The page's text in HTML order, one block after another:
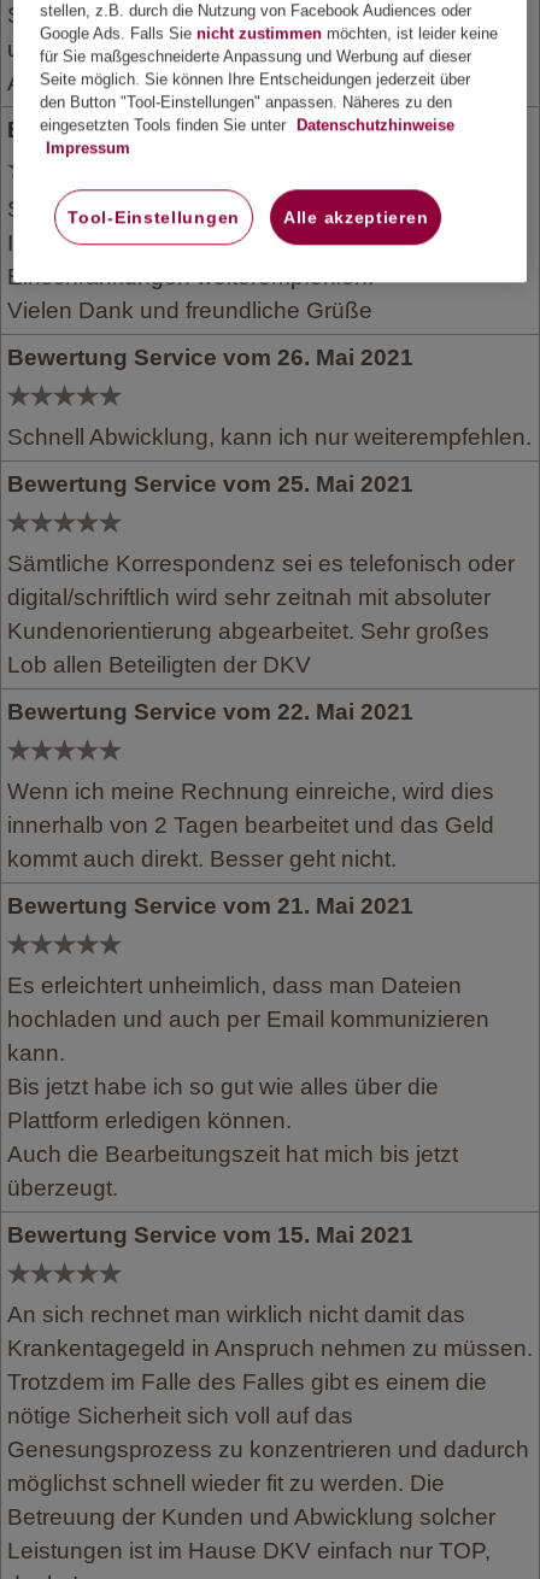
Satz darüber zu verlieren. Antrag wurde bearbeitet
und drei Wochen später erfolgte die Überweisung.
Alles ganz easy.
Bewertung Service vom 26. Mai 2021
Seriöse und schnelle Abwicklung des Falles.
Ich kann ihren Service und die Leistungen ohne
Einschränkungen weiterempfehlen.
Vielen Dank und freundliche Grüße
Bewertung Service vom 26. Mai 2021
Schnell Abwicklung, kann ich nur weiterempfehlen.
Bewertung Service vom 25. Mai 2021
Sämtliche Korrespondenz sei es telefonisch oder
digital/schriftlich wird sehr zeitnah mit absoluter
Kundenorientierung abgearbeitet. Sehr großes
Lob allen Beteiligten der DKV
Bewertung Service vom 22. Mai 2021
Wenn ich meine Rechnung einreiche, wird dies
innerhalb von 2 Tagen bearbeitet und das Geld
kommt auch direkt. Besser geht nicht.
Bewertung Service vom 21. Mai 2021
Es erleichtert unheimlich, dass man Dateien
hochladen und auch per Email kommunizieren
kann.
Bis jetzt habe ich so gut wie alles über die
Plattform erledigen können.
Auch die Bearbeitungszeit hat mich bis jetzt
überzeugt.
Bewertung Service vom 15. Mai 2021
An sich rechnet man wirklich nicht damit das
Krankentagegeld in Anspruch nehmen zu müssen.
Trotzdem im Falle des Falles gibt es einem die
nötige Sicherheit sich voll auf das
Genesungsprozess zu konzentrieren und dadurch
möglichst schnell wieder fit zu werden. Die
Betreuung der Kunden und Abwicklung solcher
Leistungen ist im Hause DKV einfach nur TOP,
stellen, z.B. durch die Nutzung von Facebook Audiences oder
Google Ads. Falls Sienicht zustimmen möchten, ist leider keine
für Sie maßgeschneiderte Anpassung und Werbung auf dieser
Seite möglich. Sie können Ihre Entscheidungen jederzeit über
den Button "Tool-Einstellungen" anpassen. Näheres zu den
eingesetzten Tools finden Sie unter
Datenschutzhinweise
Impressum
Tool-Einstellungen Alle akzeptieren